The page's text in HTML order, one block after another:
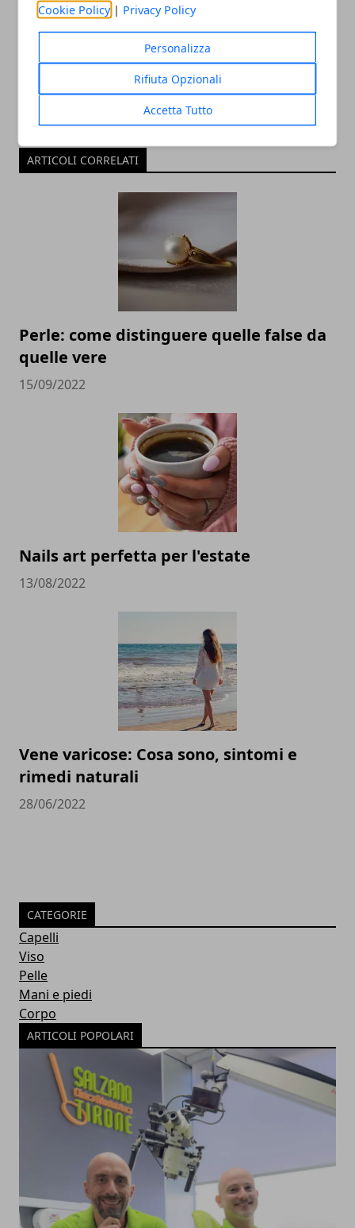
Cookie Policy | Privacy Policy
Personalizza
Rifiuta Opzionali
Accetta Tutto
Redazione
ARTICOLI CORRELATI
Perle: come distinguere quelle false da
quelle vere
15/09/2022
Nails art perfetta per l'estate
13/08/2022
Vene varicose: Cosa sono, sintomi e
rimedi naturali
28/06/2022
CATEGORIE
Capelli
Viso
Pelle
Mani e piedi
Corpo
ARTICOLI POPOLARI